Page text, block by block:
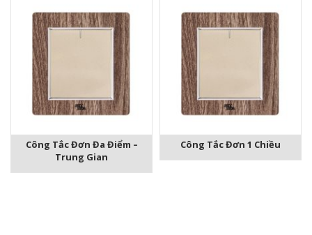
Công Tắc Đơn Đa Điểm –
Trung Gian
Công Tắc Đơn 1 Chiều